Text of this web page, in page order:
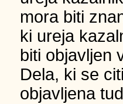
mora biti
ki ureja
biti objavljen
Dela, ki se
objavljena